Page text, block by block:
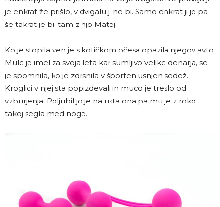
je enkrat že prišlo, v dvigalu ji ne bi. Samo enkrat ji je pa
še takrat je bil tam z njo Matej.
Ko je stopila ven je s kotičkom očesa opazila njegov avto.
Mulc je imel za svoja leta kar sumljivo veliko denarja, se
je spomnila, ko je zdrsnila v športen usnjen sedež.
Kroglici v njej sta popizdevali in muco je treslo od
vzburjenja. Poljubil jo je na usta ona pa mu je z roko
takoj segla med noge.